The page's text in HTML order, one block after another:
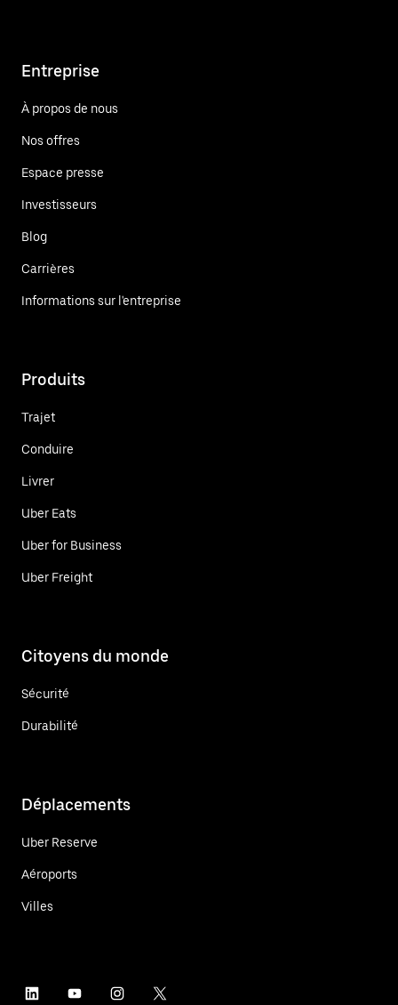
Entreprise
À propos de nous
Nos offres
Espace presse
Investisseurs
Blog
Carrières
Informations sur l'entreprise
Produits
Trajet
Conduire
Livrer
Uber Eats
Uber for Business
Uber Freight
Citoyens du monde
Sécurité
Durabilité
Déplacements
Uber Reserve
Aéroports
Villes